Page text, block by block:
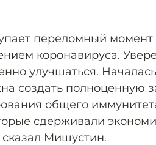
переломный момент
коронавируса.
улучшаться.
создать полноценную
общего
сдерживали
Мишустин.